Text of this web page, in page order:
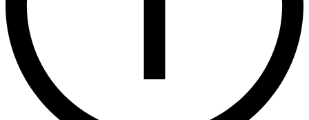
value_list
Werteliste für die
Netzwerkregel. Für
unterstützte Werte
CREATE NETWORK
RULE